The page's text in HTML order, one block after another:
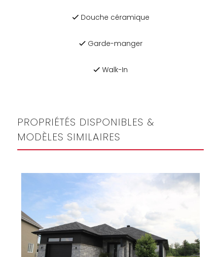
Douche céramique
Garde-manger
Walk-In
PROPRIÉTÉS DISPONIBLES &
MODÈLES SIMILAIRES